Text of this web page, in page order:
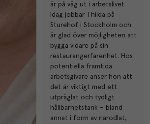
är på väg ut i arbetslivet.
Idag jobbar Thilda på
Sturehof i Stockholm och
är glad över möjligheten att
bygga vidare på sin
restaurangerfarenhet. Hos
potentiella framtida
arbetsgivare anser hon att
det är viktigt med ett
utpräglat och tydligt
hållbarhetstänk – bland
annat i form av närodlat,